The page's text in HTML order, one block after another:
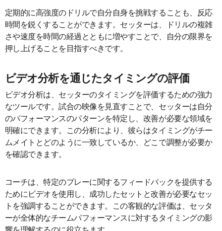
定期的に高強度のドリルで自分自身を挑戦することも、反応
時間を鋭くすることができます。セッターは、ドリルの複雑
さや速度を時間の経過とともに増やすことで、自分の限界を
押し上げることを目指すべきです。
ビデオ分析を通じたタイミングの評価
ビデオ分析は、セッターのタイミングを評価するための強力
なツールです。試合の映像を見直すことで、セッターは自分
のパフォーマンスのパターンを特定し、改善が必要な領域を
明確にできます。この分析により、彼らはタイミングがチー
ムメイトとどのように一致しているか、どこで調整が必要か
を確認できます。
コーチは、特定のプレーに関するフィードバックを提供する
ためにビデオを使用し、成功したセットと改善が必要なセッ
トを強調することができます。この客観的な評価は、セッタ
ーが全体的なチームパフォーマンスに対するタイミングの影